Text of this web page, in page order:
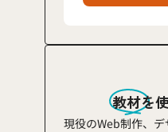
教材を
現役のWeb制作、